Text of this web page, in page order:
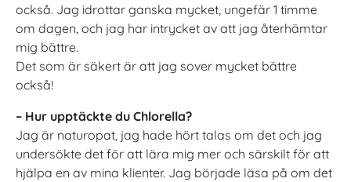
också. Jag idrottar ganska mycket, ungefär 1 timme
om dagen, och jag har intrycket av att jag återhämtar
mig bättre.
Det som är säkert är att jag sover mycket bättre
också!
– Hur upptäckte du Chlorella?
Jag är naturopat, jag hade hört talas om det och jag
undersökte det för att lära mig mer och särskilt för att
hjälpa en av mina klienter. Jag började läsa på om det